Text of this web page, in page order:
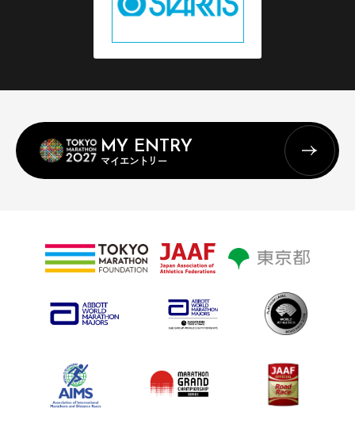
MY ENTRY
マイエントリー